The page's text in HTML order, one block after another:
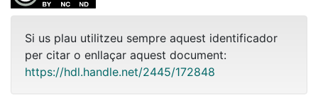
Si us plau utilitzeu sempre aquest identificador
per citar o enllaçar aquest document:
https://hdl.handle.net/2445/172848